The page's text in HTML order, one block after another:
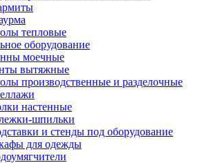
тепловые
оборудование
моечные
вытяжные
производственные и разделочные
настенные
шпильки
и стенды под оборудование
для одежды